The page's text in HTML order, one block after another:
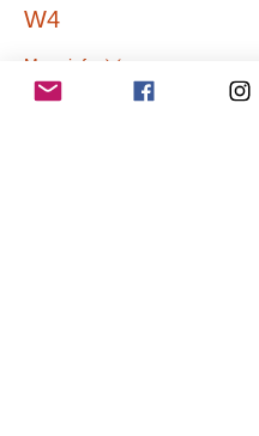
W4
Meer info